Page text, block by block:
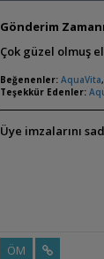
Gönderim
Çok güzel olmuş
Beğenenler: AquaVita,
Teşekkür Edenler:
Üye imzalarını
ÖM